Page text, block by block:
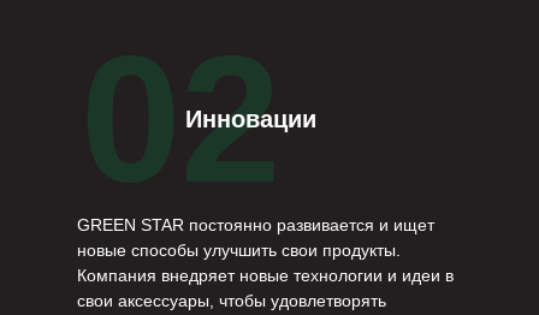
02
Инновации
GREEN STAR постоянно развивается и ищет
новые способы улучшить свои продукты.
Компания внедряет новые технологии и идеи в
свои аксессуары, чтобы удовлетворять